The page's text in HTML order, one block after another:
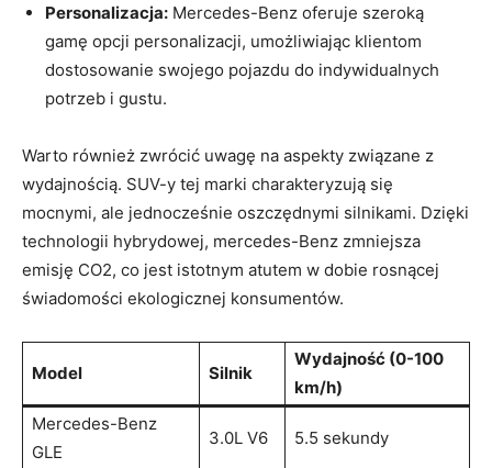
Personalizacja: Mercedes-Benz oferuje szeroką
gamę opcji personalizacji, umożliwiając klientom
dostosowanie swojego pojazdu do indywidualnych
potrzeb i gustu.
Warto również zwrócić uwagę na aspekty związane z
wydajnością. SUV-y tej marki charakteryzują się
mocnymi, ale jednocześnie oszczędnymi silnikami. Dzięki
technologii hybrydowej, mercedes-Benz zmniejsza
emisję CO2, co jest istotnym atutem w dobie rosnącej
świadomości ekologicznej konsumentów.
Model Silnik
Wydajność (0-100
km/h)
Mercedes-Benz
GLE
3.0L V6 5.5 sekundy